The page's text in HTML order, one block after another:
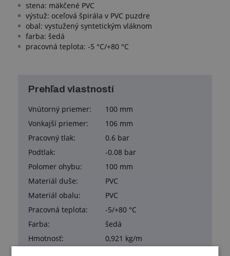
stena: mäkčené PVC
výstuž: oceľová špirála v PVC puzdre
obal: vystužený syntetickým vláknom
farba: šedá
pracovná teplota: -5 °C/+80 °C
Prehľad vlastností
Vnútorný priemer:
100 mm
Vonkajší priemer:
106 mm
Pracovný tlak:
0.6 bar
Podtlak:
-0.08 bar
Polomer ohybu:
100 mm
Materiál duše:
PVC
Materiál obalu:
PVC
Pracovná teplota:
-5/+80 °C
Farba:
šedá
Hmotnosť:
0,921 kg/m